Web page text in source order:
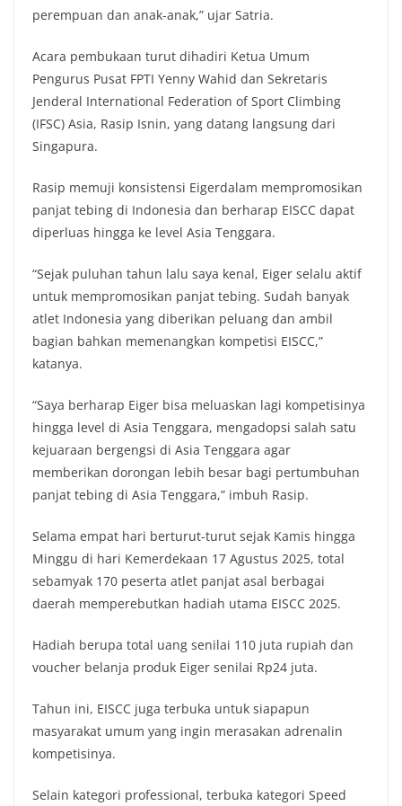
perempuan dan anak-anak,” ujar Satria.
Acara pembukaan turut dihadiri Ketua Umum
Pengurus Pusat FPTI Yenny Wahid dan Sekretaris
Jenderal International Federation of Sport Climbing
(IFSC) Asia, Rasip Isnin, yang datang langsung dari
Singapura.
Rasip memuji konsistensi Eigerdalam mempromosikan
panjat tebing di Indonesia dan berharap EISCC dapat
diperluas hingga ke level Asia Tenggara.
“Sejak puluhan tahun lalu saya kenal, Eiger selalu aktif
untuk mempromosikan panjat tebing. Sudah banyak
atlet Indonesia yang diberikan peluang dan ambil
bagian bahkan memenangkan kompetisi EISCC,”
katanya.
“Saya berharap Eiger bisa meluaskan lagi kompetisinya
hingga level di Asia Tenggara, mengadopsi salah satu
kejuaraan bergengsi di Asia Tenggara agar
memberikan dorongan lebih besar bagi pertumbuhan
panjat tebing di Asia Tenggara,” imbuh Rasip.
Selama empat hari berturut-turut sejak Kamis hingga
Minggu di hari Kemerdekaan 17 Agustus 2025, total
sebamyak 170 peserta atlet panjat asal berbagai
daerah memperebutkan hadiah utama EISCC 2025.
Hadiah berupa total uang senilai 110 juta rupiah dan
voucher belanja produk Eiger senilai Rp24 juta.
Tahun ini, EISCC juga terbuka untuk siapapun
masyarakat umum yang ingin merasakan adrenalin
kompetisinya.
Selain kategori professional, terbuka kategori Speed